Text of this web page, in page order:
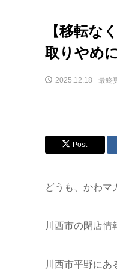
【移転な
取りやめ
2025.12.18 最終
Post
どうも、かわマ
川西市の閉店情
川西市平野にあ